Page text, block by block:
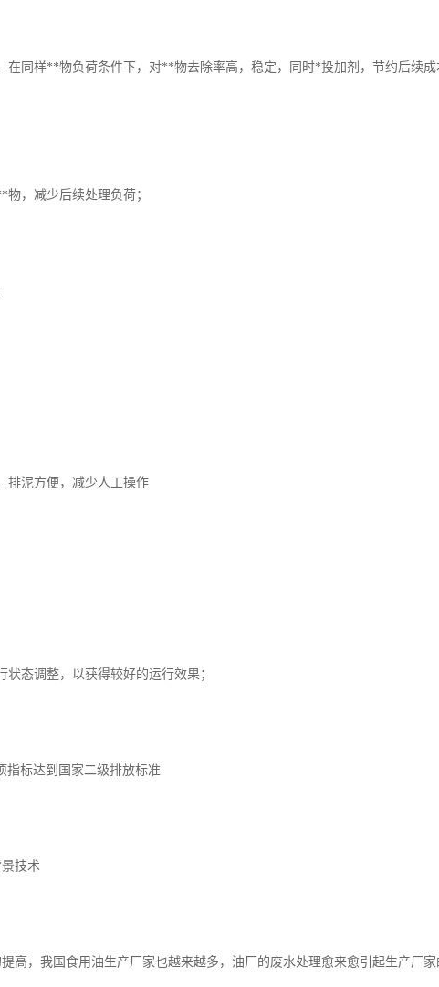
在同样**物负荷条件下，对**物去除率高，稳定，同时*投加剂，节约后续
，减少后续处理负荷；
排泥方便，减少人工操作
态调整，以获得较好的运行效果；
指标达到国家二级排放标准
技术
高，我国食用油生产厂家也越来越多，油厂的废水处理愈来愈引起生产厂家